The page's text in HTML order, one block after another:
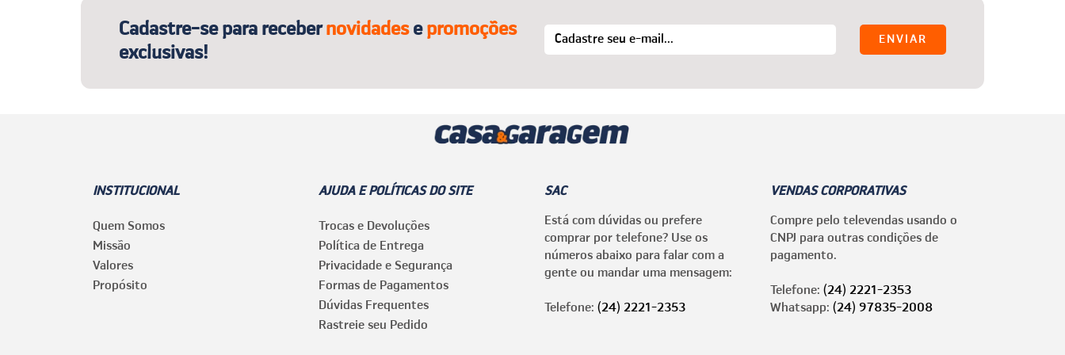
Cadastre-se para recebernovidadesepromoções
exclusivas!
INSTITUCIONAL
Quem Somos
Missão
Valores
Propósito
AJUDA E POLÍTICAS DO SITE
Trocas e Devoluções
Política de Entrega
Privacidade e Segurança
Formas de Pagamentos
Dúvidas Frequentes
Rastreie seu Pedido
SAC
Está com dúvidas ou prefere
comprar por telefone? Use os
números abaixo para falar com a
gente ou mandar uma mensagem:
Telefone: (24) 2221-2353
VENDAS CORPORATIVAS
Compre pelo televendas usando o
CNPJ para outras condições de
pagamento.
Telefone: (24) 2221-2353
Whatsapp: (24) 97835-2008